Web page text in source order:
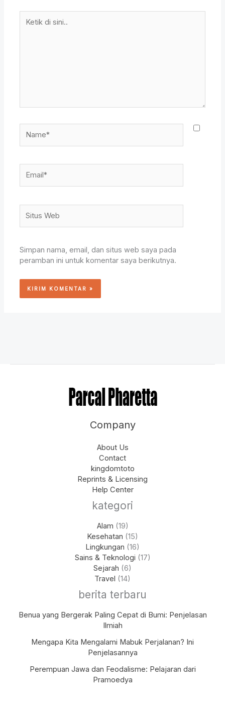
Web
Simpan nama, email, dan situs web saya pada
peramban ini untuk komentar saya berikutnya.
Company
About Us
Contact
kingdomtoto
Reprints & Licensing
Help Center
kategori
Alam (19)
Kesehatan (15)
Lingkungan (16)
Sains & Teknologi (17)
Sejarah (6)
Travel (14)
berita terbaru
Benua yang Bergerak Paling Cepat di Bumi: Penjelasan
Ilmiah
Mengapa Kita Mengalami Mabuk Perjalanan? Ini
Penjelasannya
Perempuan Jawa dan Feodalisme: Pelajaran dari
Pramoedya